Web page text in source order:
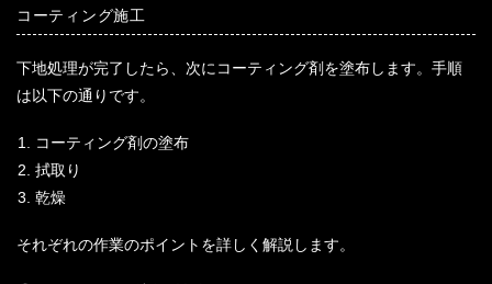
コーティング施工
下地処理が完了したら、次にコーティング剤を塗布します。手順
は以下の通りです。
コーティング剤の塗布
拭取り
乾燥
それぞれの作業のポイントを詳しく解説します。